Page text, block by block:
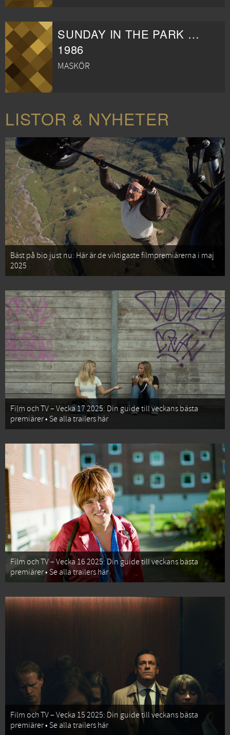
SUNDAY IN THE PARK WITH GEORGE
1986
MASKÖR
LISTOR & NYHETER
Bäst på bio just nu: Här är de viktigaste filmpremiärerna i maj
2025
Film och TV – Vecka 17 2025: Din guide till veckans bästa
premiärer • Se alla trailers här
Film och TV – Vecka 16 2025: Din guide till veckans bästa
premiärer • Se alla trailers här
Film och TV – Vecka 15 2025: Din guide till veckans bästa
premiärer • Se alla trailers här